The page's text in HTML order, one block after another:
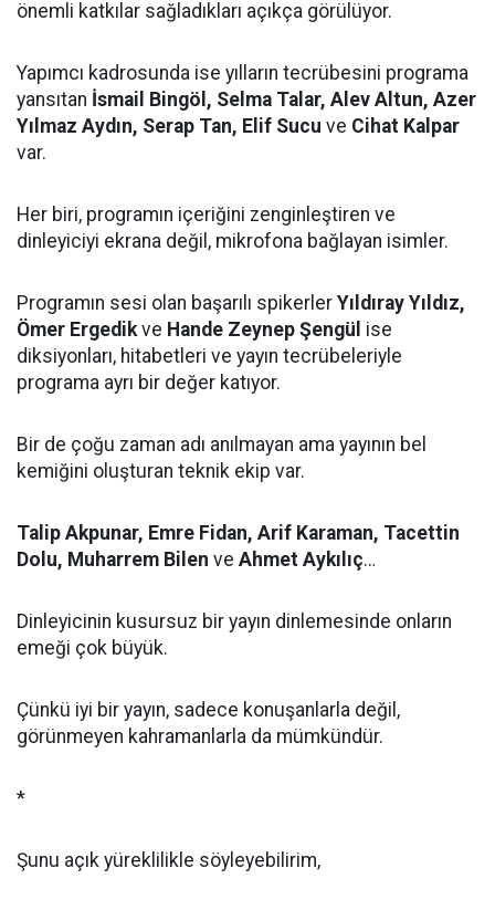
önemli katkılar sağladıkları açıkça görülüyor.
Yapımcı kadrosunda ise yılların tecrübesini programa
yansıtan İsmail Bingöl, Selma Talar, Alev Altun, Azer
Yılmaz Aydın, Serap Tan, Elif Sucu ve Cihat Kalpar
var.
Her biri, programın içeriğini zenginleştiren ve
dinleyiciyi ekrana değil, mikrofona bağlayan isimler.
Programın sesi olan başarılı spikerler Yıldıray Yıldız,
Ömer Ergedikve Hande Zeynep Şengül ise
diksiyonları, hitabetleri ve yayın tecrübeleriyle
programa ayrı bir değer katıyor.
Bir de çoğu zaman adı anılmayan ama yayının bel
kemiğini oluşturan teknik ekip var.
Talip Akpunar, Emre Fidan, Arif Karaman, Tacettin
Dolu, Muharrem Bilen ve Ahmet Aykılıç…
Dinleyicinin kusursuz bir yayın dinlemesinde onların
emeği çok büyük.
Çünkü iyi bir yayın, sadece konuşanlarla değil,
görünmeyen kahramanlarla da mümkündür.
*
Şunu açık yüreklilikle söyleyebilirim,